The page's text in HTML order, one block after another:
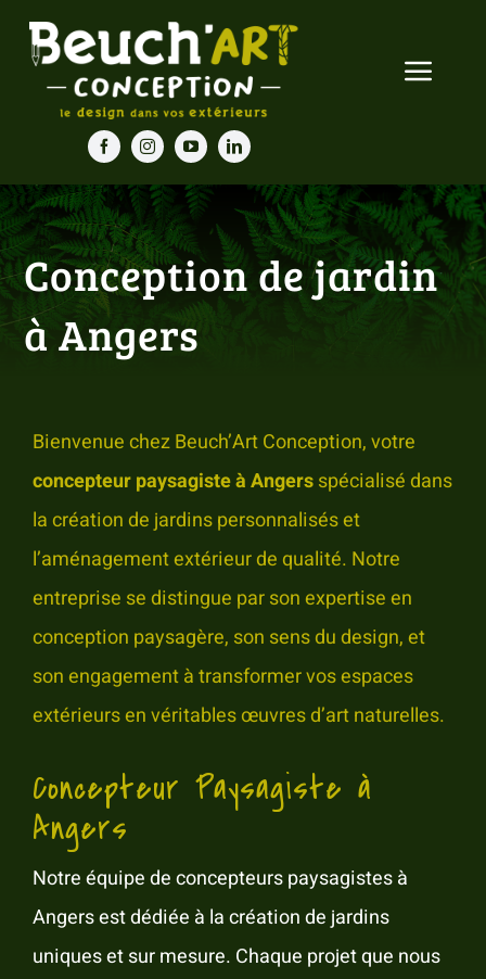
Passer
contenu
Toggle
Accueil
Nos prestations
Nos réalisations
Conception de jardin
à Angers
Bienvenue chez Beuch’Art Conception, votre
concepteur paysagiste à Angersspécialisé dans
la création de jardins personnalisés et
l’aménagement extérieur de qualité. Notre
entreprise se distingue par son expertise en
conception paysagère, son sens du design, et
son engagement à transformer vos espaces
extérieurs en véritables œuvres d’art naturelles.
Concepteur Paysagiste à
Angers
Notre équipe de concepteurs paysagistes à
Angers est dédiée à la création de jardins
uniques et sur mesure. Chaque projet que nous